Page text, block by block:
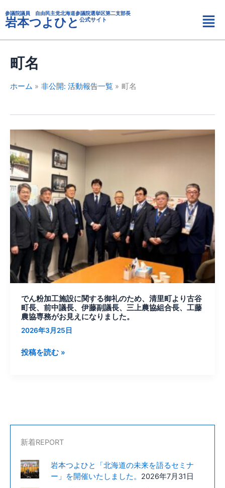
容
を
ス
参議院議員 自由民主党北海道参議院選挙区第二支部長
岩本つよひと 公式サイト
メ
ニ
ュ
町名
ホーム 非公開: 活動報告一覧 町名
でん粉加工施設に関する御礼のため、清里町より古谷
町長、前中議長、伊藤副議長、三上農協組合長、工藤
農協専務がお見えになりました。
2026年3月25日
で
ん
粉
加
工
施
設
に
関
す
御
礼
た
め、
清
町
長、
前
中
議
長、
投稿を読む »
新着REPORT
岩本つよひと「北海道の未来を語るセミナ
ー」を開催いたしました。
2026年7月31日
テ
ゴ